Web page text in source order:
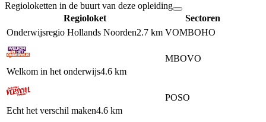
Regioloketten in de buurt van deze opleiding
Regioloket
Sectoren
Onderwijsregio Hollands Noorden2.7 km VOMBOHO
Welkom in het onderwijs4.6 km
MBOVO
Echt het verschil maken4.6 km
POSO